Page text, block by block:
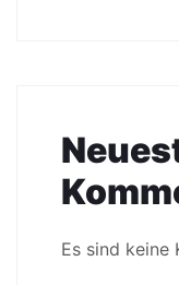
Es sind keine